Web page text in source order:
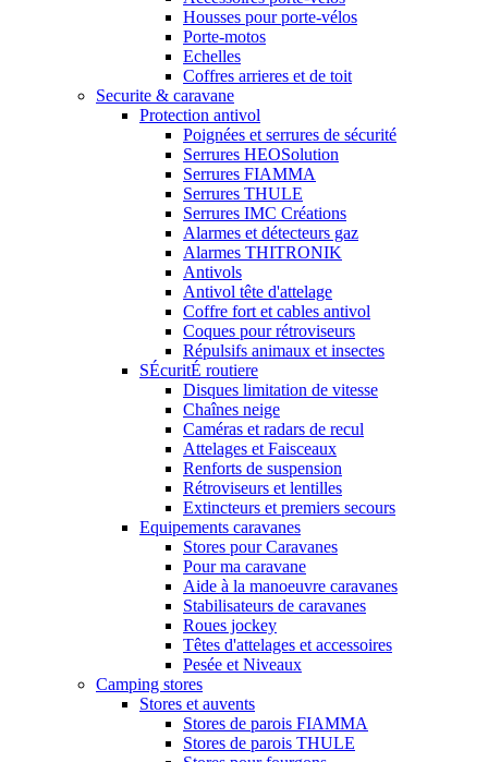
Housses pour porte-vélos
Porte-motos
Echelles
Coffres arrieres et de toit
Securite & caravane
Protection antivol
Poignées et serrures de sécurité
Serrures HEOSolution
Serrures FIAMMA
Serrures THULE
Serrures IMC Créations
Alarmes et détecteurs gaz
Alarmes THITRONIK
Antivols
Antivol tête d'attelage
Coffre fort et cables antivol
Coques pour rétroviseurs
Répulsifs animaux et insectes
SÉcuritÉ routiere
Disques limitation de vitesse
Chaînes neige
Caméras et radars de recul
Attelages et Faisceaux
Renforts de suspension
Rétroviseurs et lentilles
Extincteurs et premiers secours
Equipements caravanes
Stores pour Caravanes
Pour ma caravane
Aide à la manoeuvre caravanes
Stabilisateurs de caravanes
Roues jockey
Têtes d'attelages et accessoires
Pesée et Niveaux
Camping stores
Stores et auvents
Stores de parois FIAMMA
Stores de parois THULE